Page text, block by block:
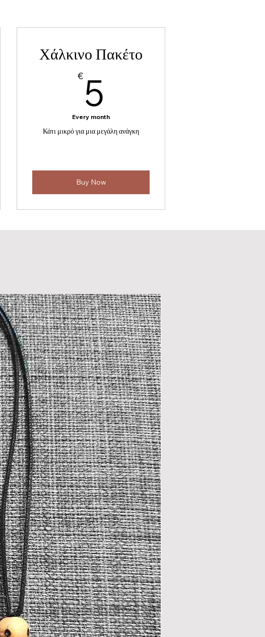
Χάλκινο Πακέτο
€ 5
Every month
Κάτι μικρό για μια μεγάλη ανάγκη
Buy Now